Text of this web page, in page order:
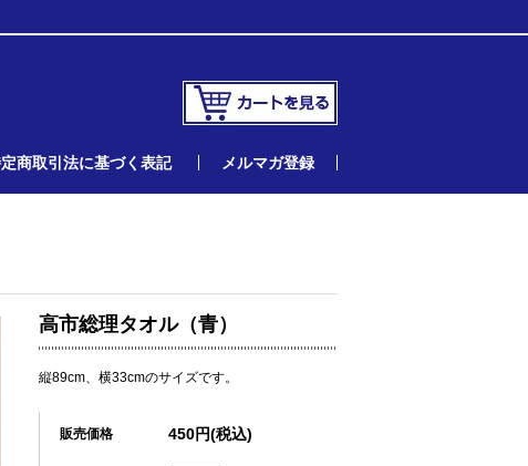
商取引法に基づく表記 メルマガ登録
高市総理タオル（青）
縦89cm、横33cmのサイズです。
販売価格 450円(税込)